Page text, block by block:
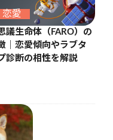
恋愛
議生命体（FARO）の
｜恋愛傾向やラブタ
診断の相性を解説